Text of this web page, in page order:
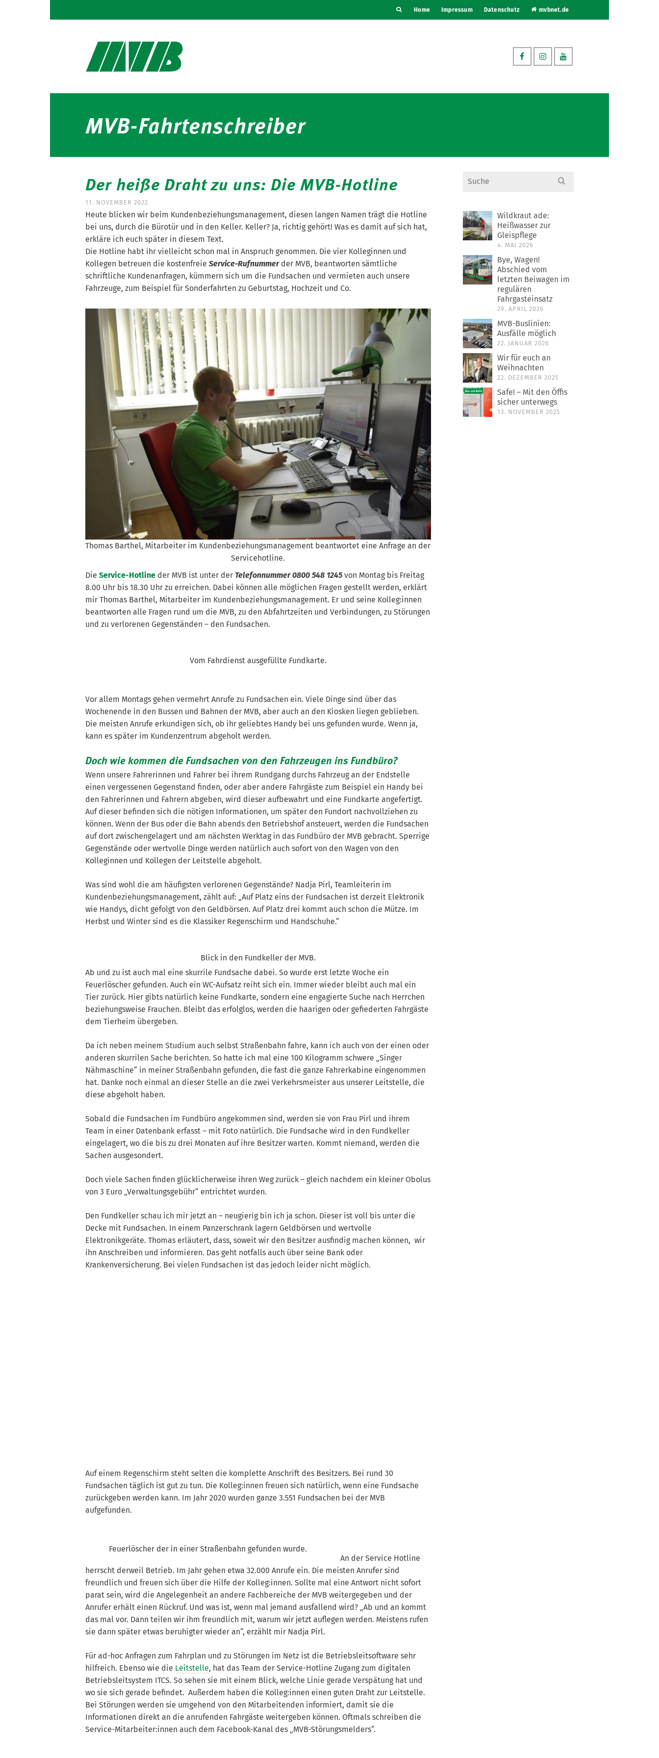
Home Impressum Datenschutz mvbnet.de
MVB-Fahrtenschreiber
Der heiße Draht zu uns: Die MVB-Hotline
11. NOVEMBER 2022
Heute blicken wir beim Kundenbeziehungsmanagement, diesen langen Namen trägt die Hotline
bei uns, durch die Bürotür und in den Keller. Keller? Ja, richtig gehört! Was es damit auf sich hat,
erkläre ich euch später in diesem Text.
Die Hotline habt ihr vielleicht schon mal in Anspruch genommen. Die vier Kolleginnen und
Kollegen betreuen die kostenfreie Service-Rufnummerder MVB, beantworten sämtliche
schriftliche Kundenanfragen, kümmern sich um die Fundsachen und vermieten auch unsere
Fahrzeuge, zum Beispiel für Sonderfahrten zu Geburtstag, Hochzeit und Co.
Thomas Barthel, Mitarbeiter im Kundenbeziehungsmanagement beantwortet eine Anfrage an der
Servicehotline.
Die Service-Hotline der MVB ist unter der Telefonnummer 0800 548 1245von Montag bis Freitag
8.00 Uhr bis 18.30 Uhr zu erreichen. Dabei können alle möglichen Fragen gestellt werden, erklärt
mir Thomas Barthel, Mitarbeiter im Kundenbeziehungsmanagement. Er und seine Kolleg:innen
beantworten alle Fragen rund um die MVB, zu den Abfahrtzeiten und Verbindungen, zu Störungen
und zu verlorenen Gegenständen – den Fundsachen.
Vom Fahrdienst ausgefüllte Fundkarte.
Vor allem Montags gehen vermehrt Anrufe zu Fundsachen ein. Viele Dinge sind über das
Wochenende in den Bussen und Bahnen der MVB, aber auch an den Kiosken liegen geblieben.
Die meisten Anrufe erkundigen sich, ob ihr geliebtes Handy bei uns gefunden wurde. Wenn ja,
kann es später im Kundenzentrum abgeholt werden.
Doch wie kommen die Fundsachen von den Fahrzeugen ins Fundbüro?
Wenn unsere Fahrerinnen und Fahrer bei ihrem Rundgang durchs Fahrzeug an der Endstelle
einen vergessenen Gegenstand finden, oder aber andere Fahrgäste zum Beispiel ein Handy bei
den Fahrerinnen und Fahrern abgeben, wird dieser aufbewahrt und eine Fundkarte angefertigt.
Auf dieser befinden sich die nötigen Informationen, um später den Fundort nachvollziehen zu
können. Wenn der Bus oder die Bahn abends den Betriebshof ansteuert, werden die Fundsachen
auf dort zwischengelagert und am nächsten Werktag in das Fundbüro der MVB gebracht. Sperrige
Gegenstände oder wertvolle Dinge werden natürlich auch sofort von den Wagen von den
Kolleginnen und Kollegen der Leitstelle abgeholt.
Was sind wohl die am häufigsten verlorenen Gegenstände? Nadja Pirl, Teamleiterin im
Kundenbeziehungsmanagement, zählt auf: „Auf Platz eins der Fundsachen ist derzeit Elektronik
wie Handys, dicht gefolgt von den Geldbörsen. Auf Platz drei kommt auch schon die Mütze. Im
Herbst und Winter sind es die Klassiker Regenschirm und Handschuhe.“
Blick in den Fundkeller der MVB.
Ab und zu ist auch mal eine skurrile Fundsache dabei. So wurde erst letzte Woche ein
Feuerlöscher gefunden. Auch ein WC-Aufsatz reiht sich ein. Immer wieder bleibt auch mal ein
Tier zurück. Hier gibts natürlich keine Fundkarte, sondern eine engagierte Suche nach Herrchen
beziehungsweise Frauchen. Bleibt das erfolglos, werden die haarigen oder gefiederten Fahrgäste
dem Tierheim übergeben.
Da ich neben meinem Studium auch selbst Straßenbahn fahre, kann ich auch von der einen oder
anderen skurrilen Sache berichten. So hatte ich mal eine 100 Kilogramm schwere „Singer
Nähmaschine“ in meiner Straßenbahn gefunden, die fast die ganze Fahrerkabine eingenommen
hat. Danke noch einmal an dieser Stelle an die zwei Verkehrsmeister aus unserer Leitstelle, die
diese abgeholt haben.
Sobald die Fundsachen im Fundbüro angekommen sind, werden sie von Frau Pirl und ihrem
Team in einer Datenbank erfasst – mit Foto natürlich. Die Fundsache wird in den Fundkeller
eingelagert, wo die bis zu drei Monaten auf ihre Besitzer warten. Kommt niemand, werden die
Sachen ausgesondert.
Doch viele Sachen finden glücklicherweise ihren Weg zurück – gleich nachdem ein kleiner Obolus
von 3 Euro „Verwaltungsgebühr“ entrichtet wurden.
Den Fundkeller schau ich mir jetzt an – neugierig bin ich ja schon. Dieser ist voll bis unter die
Decke mit Fundsachen. In einem Panzerschrank lagern Geldbörsen und wertvolle
Elektronikgeräte. Thomas erläutert, dass, soweit wir den Besitzer ausfindig machen können, wir
ihn Anschreiben und informieren. Das geht notfalls auch über seine Bank oder
Krankenversicherung. Bei vielen Fundsachen ist das jedoch leider nicht möglich.
Auf einem Regenschirm steht selten die komplette Anschrift des Besitzers. Bei rund 30
Fundsachen täglich ist gut zu tun. Die Kolleg:innen freuen sich natürlich, wenn eine Fundsache
zurückgeben werden kann. Im Jahr 2020 wurden ganze 3.551 Fundsachen bei der MVB
aufgefunden.
Feuerlöscher der in einer Straßenbahn gefunden wurde.
An der Service Hotline
herrscht derweil Betrieb. Im Jahr gehen etwa 32.000 Anrufe ein. Die meisten Anrufer sind
freundlich und freuen sich über die Hilfe der Kolleg:innen. Sollte mal eine Antwort nicht sofort
parat sein, wird die Angelegenheit an andere Fachbereiche der MVB weitergegeben und der
Anrufer erhält einen Rückruf. Und was ist, wenn mal jemand ausfallend wird? „Ab und an kommt
das mal vor. Dann teilen wir ihm freundlich mit, warum wir jetzt auflegen werden. Meistens rufen
sie dann später etwas beruhigter wieder an“, erzählt mir Nadja Pirl.
Für ad-hoc Anfragen zum Fahrplan und zu Störungen im Netz ist die Betriebsleitsoftware sehr
hilfreich. Ebenso wie die Leitstelle, hat das Team der Service-Hotline Zugang zum digitalen
Betriebsleitsystem ITCS. So sehen sie mit einem Blick, welche Linie gerade Verspätung hat und
wo sie sich gerade befindet. Außerdem haben die Kolleg:innen einen guten Draht zur Leitstelle.
Bei Störungen werden sie umgehend von den Mitarbeitenden informiert, damit sie die
Informationen direkt an die anrufenden Fahrgäste weitergeben können. Oftmals schreiben die
Service-Mitarbeiter:innen auch dem Facebook-Kanal des „MVB-Störungsmelders“.
Search
for:
Wildkraut ade:
Heißwasser zur
Gleispflege
4. MAI 2026
Bye, Wagen!
Abschied vom
letzten Beiwagen im
regulären
Fahrgasteinsatz
29. APRIL 2026
MVB-Buslinien:
Ausfälle möglich
22. JANUAR 2026
Wir für euch an
Weihnachten
22. DEZEMBER 2025
Safe! – Mit den Öffis
sicher unterwegs
13. NOVEMBER 2025